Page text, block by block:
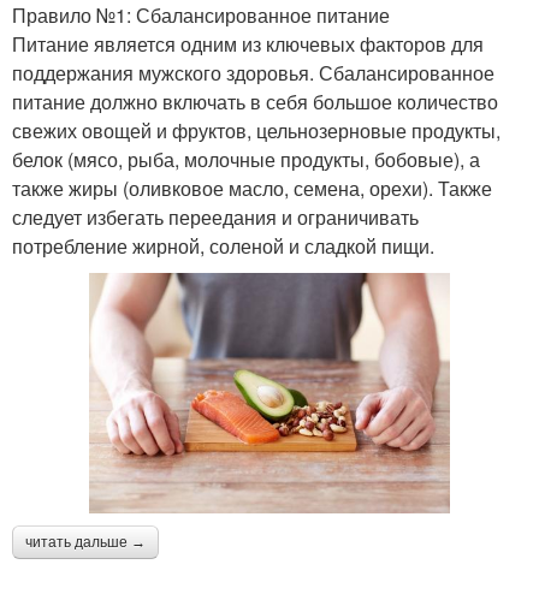
Правило №1: Сбалансированное питание
Питание является одним из ключевых факторов для
поддержания мужского здоровья. Сбалансированное
питание должно включать в себя большое количество
свежих овощей и фруктов, цельнозерновые продукты,
белок (мясо, рыба, молочные продукты, бобовые), а
также жиры (оливковое масло, семена, орехи). Также
следует избегать переедания и ограничивать
потребление жирной, соленой и сладкой пищи.
читать дальше →